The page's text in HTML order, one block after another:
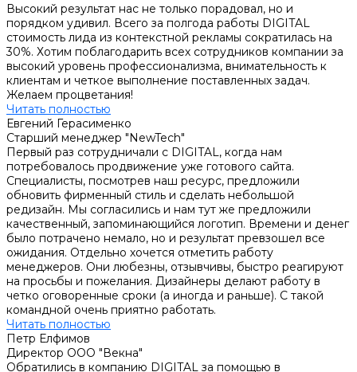
Высокий результат нас не только порадовал, но и
порядком удивил. Всего за полгода работы DIGITAL
стоимость лида из контекстной рекламы сократилась на
30%. Хотим поблагодарить всех сотрудников компании за
высокий уровень профессионализма, внимательность к
клиентам и четкое выполнение поставленных задач.
Желаем процветания!
Читать полностью
Евгений Герасименко
Старший менеджер "NewTech"
Первый раз сотрудничали с DIGITAL, когда нам
потребовалось продвижение уже готового сайта.
Специалисты, посмотрев наш ресурс, предложили
обновить фирменный стиль и сделать небольшой
редизайн. Мы согласились и нам тут же предложили
качественный, запоминающийся логотип. Времени и денег
было потрачено немало, но и результат превзошел все
ожидания. Отдельно хочется отметить работу
менеджеров. Они любезны, отзывчивы, быстро реагируют
на просьбы и пожелания. Дизайнеры делают работу в
четко оговоренные сроки (а иногда и раньше). С такой
командной очень приятно работать.
Читать полностью
Петр Елфимов
Директор ООО "Векна"
Обратились в компанию DIGITAL за помощью в